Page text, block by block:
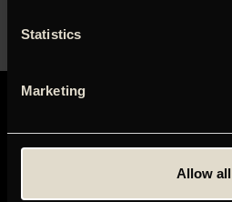
Statistics
Marketing
Allow all
GRAND TEATRET